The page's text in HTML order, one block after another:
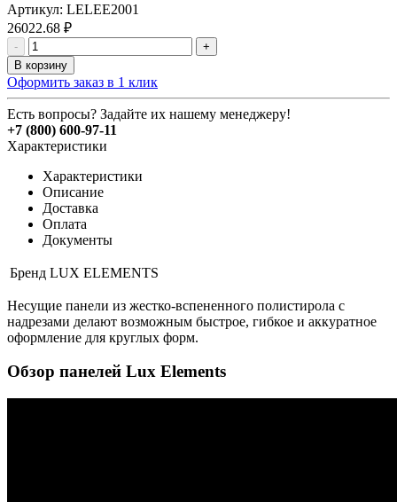
Артикул: LELEE2001
26022.68 ₽
-
+
В корзину
Оформить заказ в 1 клик
Есть вопросы? Задайте их нашему менеджеру!
+7 (800) 600-97-11
Характеристики
Характеристики
Описание
Доставка
Оплата
Документы
Бренд LUX ELEMENTS
Несущие панели из жестко-вспененного полистирола с
надрезами делают возможным быстрое, гибкое и аккуратное
оформление для круглых форм.
Обзор панелей Lux Elements